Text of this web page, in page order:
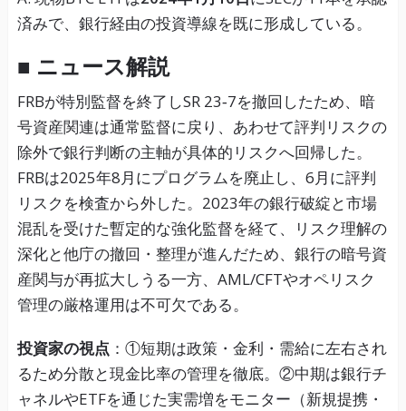
済みで、銀行経由の投資導線を既に形成している。
■ ニュース解説
FRBが特別監督を終了しSR 23‑7を撤回したため、暗
号資産関連は通常監督に戻り、あわせて評判リスクの
除外で銀行判断の主軸が具体的リスクへ回帰した。
FRBは2025年8月にプログラムを廃止し、6月に評判
リスクを検査から外した。2023年の銀行破綻と市場
混乱を受けた暫定的な強化監督を経て、リスク理解の
深化と他庁の撤回・整理が進んだため、銀行の暗号資
産関与が再拡大しうる一方、AML/CFTやオペリスク
管理の厳格運用は不可欠である。
投資家の視点 ：①短期は政策・金利・需給に左右され
るため分散と現金比率の管理を徹底。②中期は銀行チ
ャネルやETFを通じた実需増をモニター（新規提携・